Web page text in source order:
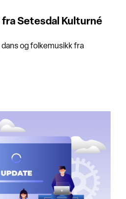
fra Setesdal Kulturné
og folkemusikk fra